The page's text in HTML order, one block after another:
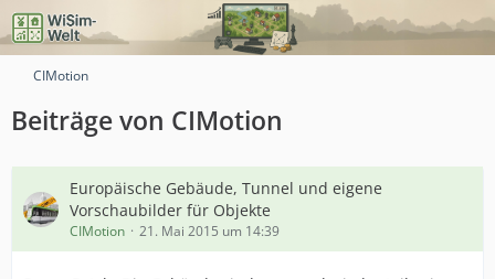
CIMotion
Beiträge von CIMotion
Europäische Gebäude, Tunnel und eigene
Vorschaubilder für Objekte
CIMotion 21. Mai 2015 um 14:39